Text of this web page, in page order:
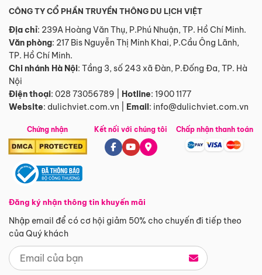
CÔNG TY CỔ PHẦN TRUYỀN THÔNG DU LỊCH VIỆT
Địa chỉ: 239A Hoàng Văn Thụ, P.Phú Nhuận, TP. Hồ Chí Minh.
Văn phòng: 217 Bis Nguyễn Thị Minh Khai, P.Cầu Ông Lãnh,
TP. Hồ Chí Minh.
Chi nhánh Hà Nội: Tầng 3, số 243 xã Đàn, P.Đống Đa, TP. Hà
Nội
Điện thoại: 028 73056789 Hotline: 1900 1177
Website: dulichviet.com.vn Email: info@dulichviet.com.vn
Chứng nhận
Đăng ký nhận thông tin khuyến mãi
Nhập email để có cơ hội giảm 50% cho chuyến đi tiếp theo
của Quý khách
Kết nối với chúng tôi Chấp nhận thanh toán